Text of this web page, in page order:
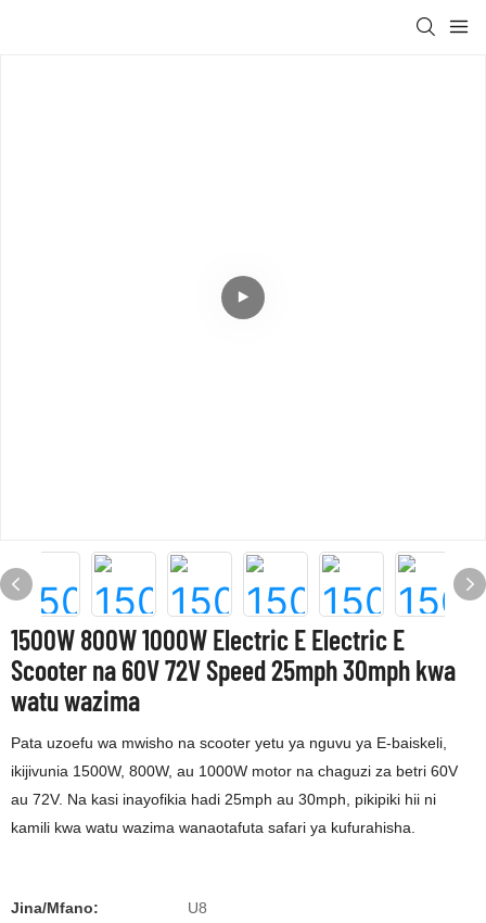
1500W 800W 1000W Electric E Electric E
Scooter na 60V 72V Speed ​​25mph 30mph kwa
watu wazima
Pata uzoefu wa mwisho na scooter yetu ya nguvu ya E-baiskeli,
ikijivunia 1500W, 800W, au 1000W motor na chaguzi za betri 60V
au 72V. Na kasi inayofikia hadi 25mph au 30mph, pikipiki hii ni
kamili kwa watu wazima wanaotafuta safari ya kufurahisha.
Jina/Mfano: U8